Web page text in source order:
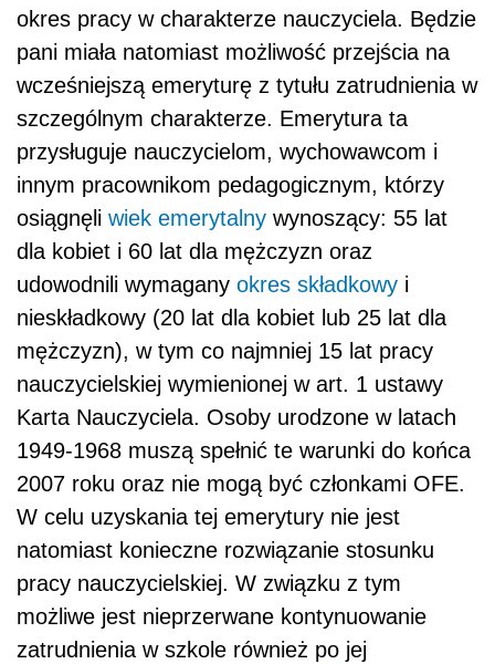
okres pracy w charakterze nauczyciela. Będzie
pani miała natomiast możliwość przejścia na
wcześniejszą emeryturę z tytułu zatrudnienia w
szczególnym charakterze. Emerytura ta
przysługuje nauczycielom, wychowawcom i
innym pracownikom pedagogicznym, którzy
osiągnęli wiek emerytalny wynoszący: 55 lat
dla kobiet i 60 lat dla mężczyzn oraz
udowodnili wymagany okres składkowy i
nieskładkowy (20 lat dla kobiet lub 25 lat dla
mężczyzn), w tym co najmniej 15 lat pracy
nauczycielskiej wymienionej w art. 1 ustawy
Karta Nauczyciela. Osoby urodzone w latach
1949-1968 muszą spełnić te warunki do końca
2007 roku oraz nie mogą być członkami OFE.
W celu uzyskania tej emerytury nie jest
natomiast konieczne rozwiązanie stosunku
pracy nauczycielskiej. W związku z tym
możliwe jest nieprzerwane kontynuowanie
zatrudnienia w szkole również po jej